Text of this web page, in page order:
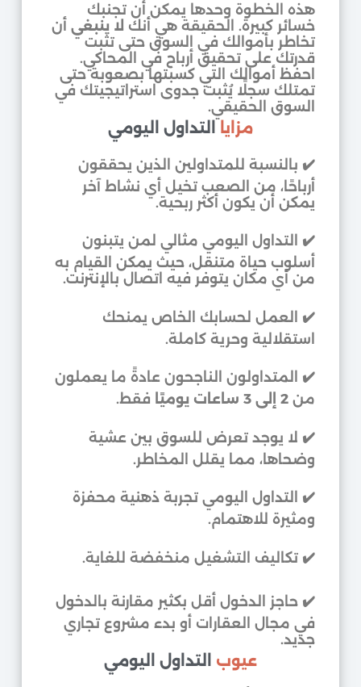
هذه الخطوة وحدها يمكن أن تجنبك
خسائر كبيرة. الحقيقة هي أنك لا ينبغيأن
تخاطر بأموالك في السوق حتى تثبت
قدرتك على تحقيق أرباح في المحاكي.
احفظ أموالك التي كسبتها بصعوبة حتى
تمتلك سجلًا يُثبت جدوى استراتيجيتك في
السوق الحقيقي.
مزايا التداول اليومي
✔️ بالنسبة للمتداولين الذين يحققون
أرباحًا، من الصعب تخيل أي نشاط آخر
يمكن أن يكون أكثر ربحية.
✔️ التداول اليومي مثالي لمن يتبنون
أسلوب حياة متنقل، حيث يمكن القيام به
من أي مكان يتوفر فيه اتصال بالإنترنت.
✔️ العمل لحسابك الخاص يمنحك
استقلالية وحرية كاملة.
✔️ المتداولون الناجحون عادةً ما يعملون
من 2 إلى 3 ساعات يوميًا فقط.
✔️ لا يوجد تعرض للسوق بين عشية
وضحاها، مما يقلل المخاطر.
✔️ التداول اليومي تجربة ذهنية محفزة
ومثيرة للاهتمام.
✔️ تكاليف التشغيل منخفضة للغاية.
✔️ حاجز الدخول أقل بكثير مقارنة بالدخول
في مجال العقارات أو بدء مشروع تجاري
جديد.
عيوب التداول اليومي